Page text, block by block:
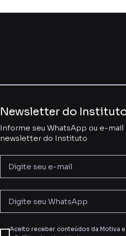
Newsletter do
Informe seu WhatsApp ou e-mail
newsletter do Instituto
Aceito receber conteúdos da Motiva